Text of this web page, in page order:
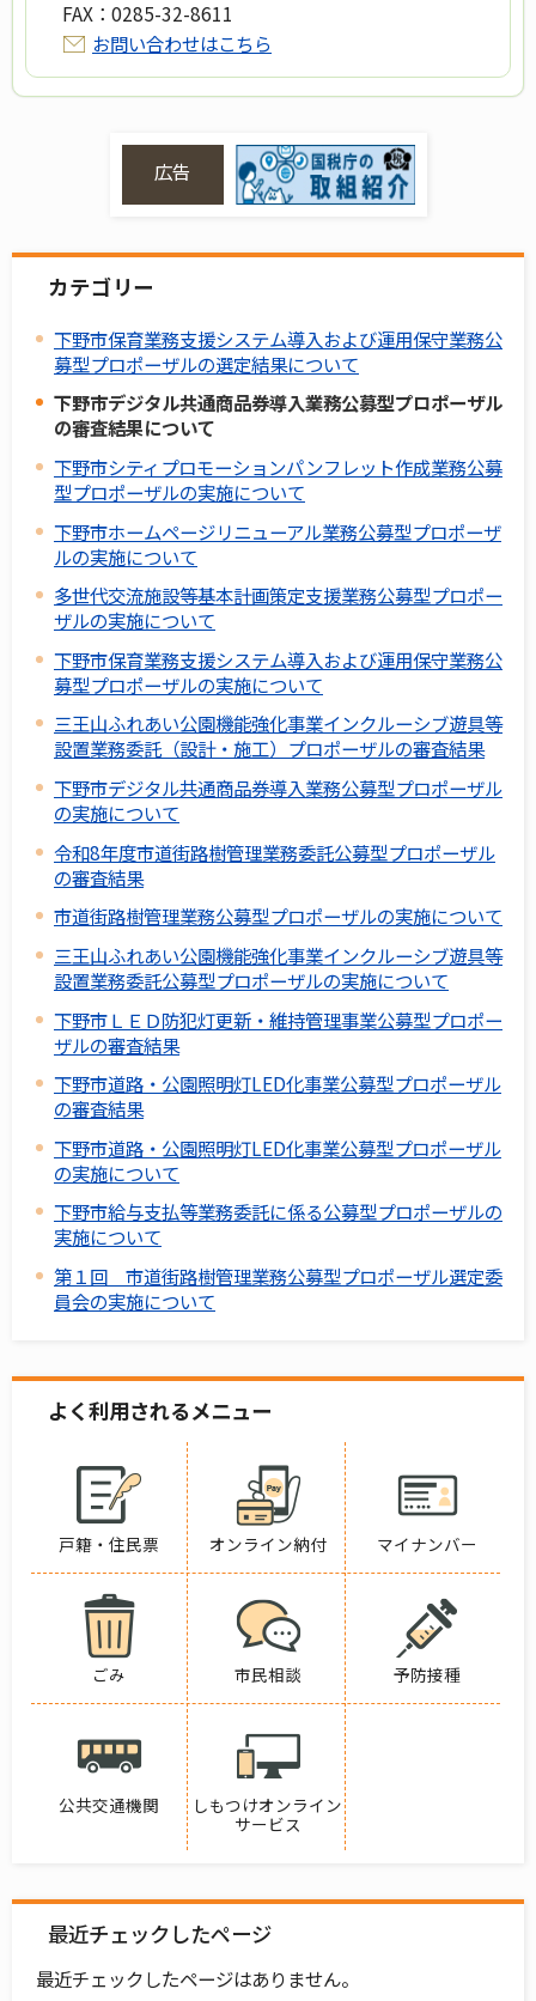
FAX： 0285-32-8611
お問い合わせはこちら
広告
カテゴリー
下野市保育業務支援システム導入および運用保守業務公
募型プロポーザルの選定結果について
下野市デジタル共通商品券導入業務公募型プロポーザル
の審査結果について
下野市シティプロモーションパンフレット作成業務公募
型プロポーザルの実施について
下野市ホームページリニューアル業務公募型プロポーザ
ルの実施について
多世代交流施設等基本計画策定支援業務公募型プロポー
ザルの実施について
下野市保育業務支援システム導入および運用保守業務公
募型プロポーザルの実施について
三王山ふれあい公園機能強化事業インクルーシブ遊具等
設置業務委託（設計・施工）プロポーザルの審査結果
下野市デジタル共通商品券導入業務公募型プロポーザル
の実施について
令和8年度市道街路樹管理業務委託公募型プロポーザル
の審査結果
市道街路樹管理業務公募型プロポーザルの実施について
三王山ふれあい公園機能強化事業インクルーシブ遊具等
設置業務委託公募型プロポーザルの実施について
下野市ＬＥＤ防犯灯更新・維持管理事業公募型プロポー
ザルの審査結果
下野市道路・公園照明灯LED化事業公募型プロポーザル
の審査結果
下野市道路・公園照明灯LED化事業公募型プロポーザル
の実施について
下野市給与支払等業務委託に係る公募型プロポーザルの
実施について
第１回 市道街路樹管理業務公募型プロポーザル選定委
員会の実施について
よく利用されるメニュー
戸籍・住民票 オンライン納付 マイナンバー
ごみ 市民相談 予防接種
公共交通機関
しもつけオンライン
サービス
最近チェックしたページ
最近チェックしたページはありません。